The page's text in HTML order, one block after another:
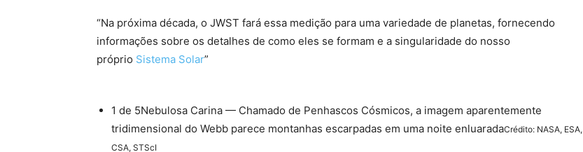
“Na próxima década, o JWST fará essa medição para uma variedade de planetas, fornecendo
informações sobre os detalhes de como eles se formam e a singularidade do nosso
próprio Sistema Solar”
1 de 5Nebulosa Carina — Chamado de Penhascos Cósmicos, a imagem aparentemente
tridimensional do Webb parece montanhas escarpadas em uma noite enluaradaCrédito: NASA, ESA,
CSA, STScI